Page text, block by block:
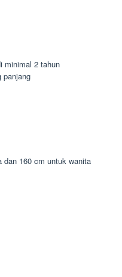
minimal 2 tahun
panjang
dan 160 cm untuk wanita